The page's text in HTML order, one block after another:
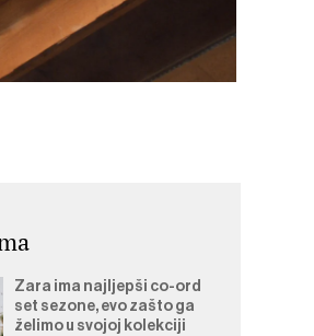
Zara ima najljepši co-ord
set sezone, evo zašto ga
želimo u svojoj kolekciji